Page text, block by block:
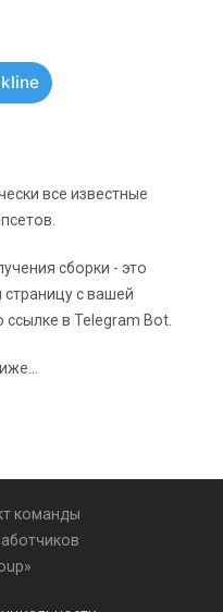
все известные
сборки - это
с вашей
в Telegram Bot.
команды